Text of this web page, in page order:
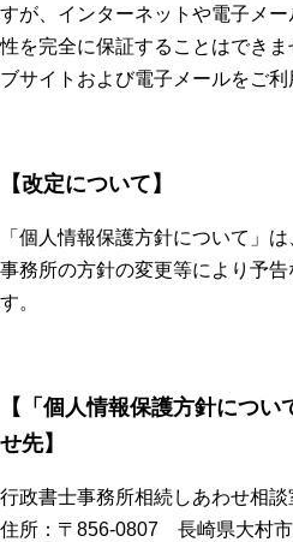
すが、インターネットや電子メ
性を完全に保証することはでき
ブサイトおよび電子メールをご利
【改定について】
「個人情報保護方針について」
事務所の方針の変更等により予
す。
【「個人情報保護方針につ
せ先】
行政書士事務所相続しあわせ相談
住所：〒856-0807 長崎県大村